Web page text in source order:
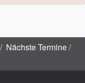
Nächste Termine